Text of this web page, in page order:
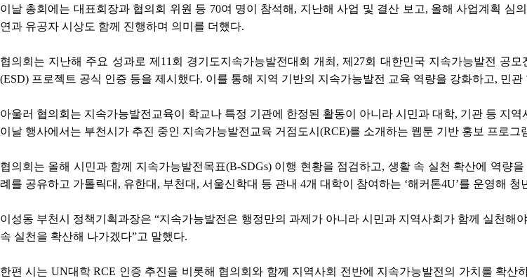
이날 총회에는 대표회장과 협의회 위원 등 70여 명이 참석해, 지난해 사업 및 결산 보고, 올해 사업계획 심
연과 유공자 시상도 함께 진행하며 의미를 더했다.
협의회는 지난해 주요 성과로 제11회 경기도지속가능발전대회 개최, 제27회 대한민국 지속가능발전 공
(ESD) 프로젝트 공식 인증 등을 제시했다. 이를 통해 지역 기반의 지속가능발전 교육 역량을 강화하고, 민
아울러 협의회는 지속가능발전교육이 학교나 특정 기관에 한정된 활동이 아니라 시민과 대학, 기관 등 지
이날 행사에서는 부천시가 추진 중인 지속가능발전교육 거점도시(RCE)를 소개하는 웹툰 기반 홍보 프로그
협의회는 올해 시민과 함께 지속가능발전목표(B-SDGs) 이행 현황을 점검하고, 생활 속 실천 확산에 역량
례를 공유하고 가톨릭대, 유한대, 부천대, 서울신학대 등 관내 4개 대학이 참여하는 ‘해커톤4U’를 운영해
이성동 부천시 정책기획과장은 “지속가능발전은 행정만의 과제가 아니라 시민과 지역사회가 함께 실천
속 실천을 확산해 나가겠다”고 말했다.
한편 시는 UN대학 RCE 인증 추진을 비롯해 협의회와 함께 지역사회 전반에 지속가능발전의 가치를 확